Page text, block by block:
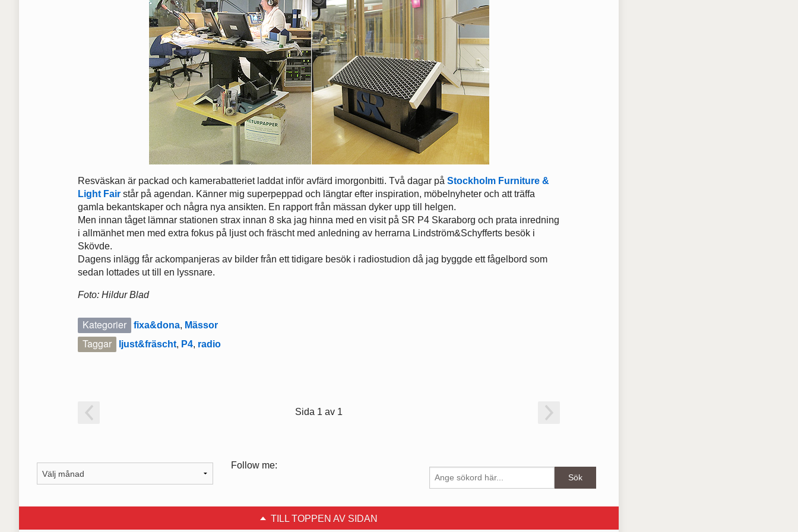
Resväskan är packad och kamerabatteriet laddat inför avfärd imorgonbitti. Två dagar påStockholm Furniture &
Light Fair står på agendan. Känner mig superpeppad och längtar efter inspiration, möbelnyheter och att träffa
gamla bekantskaper och några nya ansikten. En rapport från mässan dyker upp till helgen.
Men innan tåget lämnar stationen strax innan 8 ska jag hinna med en visit på SR P4 Skaraborg och prata inredning
i allmänhet men med extra fokus på ljust och fräscht med anledning av herrarna Lindström&Schyfferts besök i
Skövde.
Dagens inlägg får ackompanjeras av bilder från ett tidigare besök i radiostudion då jag byggde ett fågelbord som
sedan lottades ut till en lyssnare.
Foto: Hildur Blad
Kategorier fixa&dona, Mässor
Taggar ljust&fräscht, P4, radio
Sida 1 av 1
Follow me:
TILL TOPPEN AV SIDAN